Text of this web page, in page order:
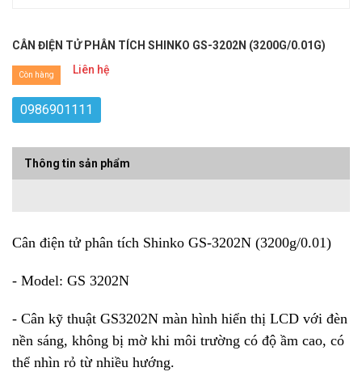
CÂN ĐIỆN TỬ PHÂN TÍCH SHINKO GS-3202N (3200G/0.01G)
Liên hệ
Còn hàng
0986901111
Thông tin sản phẩm
Cân điện tử phân tích Shinko GS-3202N (3200g/0.01)
- Model: GS 3202N
- Cân kỹ thuật GS3202N màn hình hiển thị LCD với đèn
nền sáng, không bị mờ khi môi trường có độ ầm cao, có
thể nhìn rỏ từ nhiều hướng.